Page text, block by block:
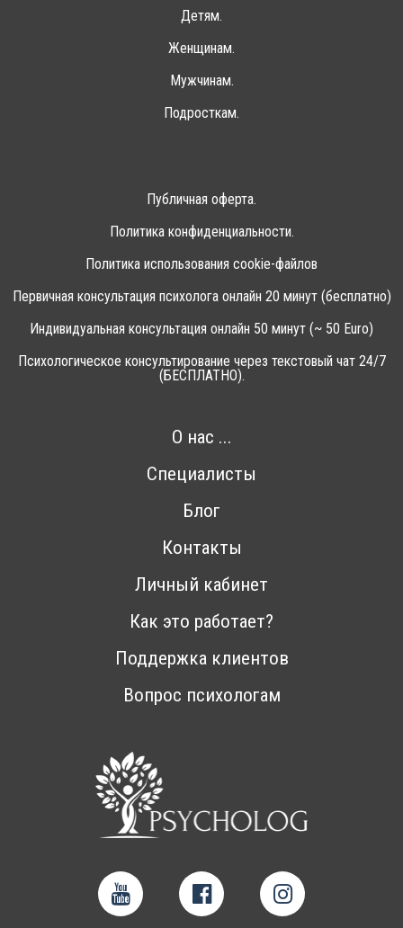
Детям.
Женщинам.
Мужчинам.
Подросткам.
Публичная оферта.
Политика конфиденциальности.
Политика использования cookie-файлов
Первичная консультация психолога онлайн 20 минут (бесплатно)
Индивидуальная консультация онлайн 50 минут (~ 50 Euro)
Психологическое консультирование через текстовый чат 24/7
(БЕСПЛАТНО).
О нас ...
Специалисты
Блог
Контакты
Личный кабинет
Как это работает?
Поддержка клиентов
Вопрос психологам